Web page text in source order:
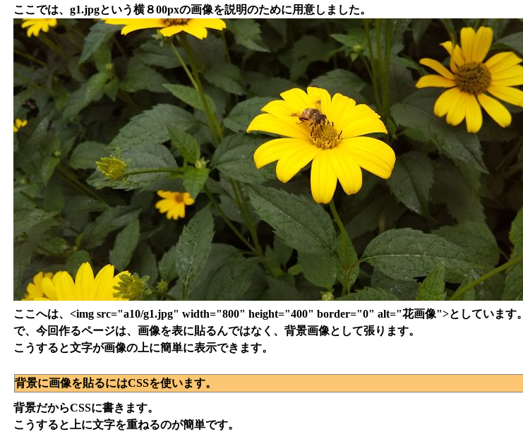
ここでは、g1.jpgという横８00pxの画像を説明のために用意しました。
ここへは、<img src="a10/g1.jpg" width="800" height="400" border="0" alt="花画像">としています。
で、今回作るページは、画像を表に貼るんではなく、背景画像として張ります。
こうすると文字が画像の上に簡単に表示できます。
背景に画像を貼るにはCSSを使います。
背景だからCSSに書きます。
こうすると上に文字を重ねるのが簡単です。